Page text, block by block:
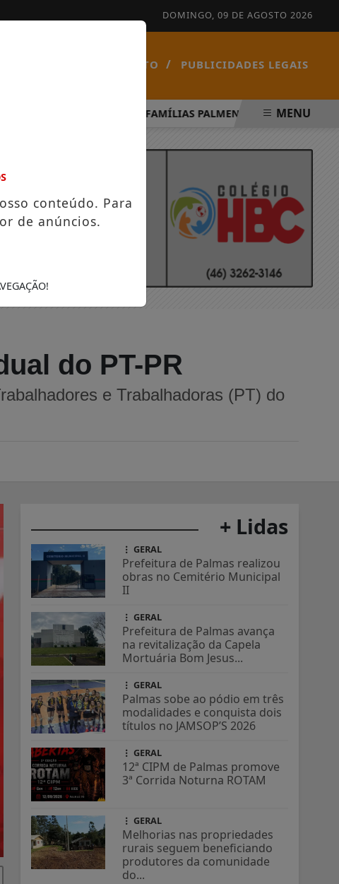
DOMINGO, 09 DE AGOSTO 2026
CONTATO / PUBLICIDADES LEGAIS
SANTO FAMÍLIAS PALMENSES FORAM MENU
do PT-PR
e Trabalhadoras (PT) do
+ Lidas
GERAL
Prefeitura de Palmas realizou
obras no Cemitério Municipal
II
GERAL
Prefeitura de Palmas avança
na revitalização da Capela
Mortuária Bom Jesus...
GERAL
Palmas sobe ao pódio em três
modalidades e conquista dois
títulos no JAMSOP’S 2026
GERAL
12ª CIPM de Palmas promove
3ª Corrida Noturna ROTAM
GERAL
Melhorias nas propriedades
rurais seguem beneficiando
produtores da comunidade
do...
conteúdo. Para
de anúncios.